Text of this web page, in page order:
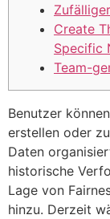
Create
Specific
Team-
Benutzer
erstellen oder
Daten
historische
Lage von
hinzu. Derzeit